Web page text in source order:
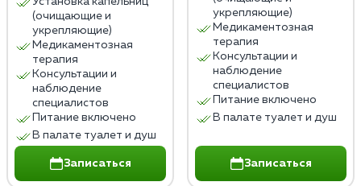
Лечение пивного алкоголизма в домашних условиях
не заменяет профессиональной медицинской и
психологической помощи, которая необходима для
эффективного и безопасного лечения.
(очищающие и
укрепляющие)
Медикаментозная
терапия
Консультации и
наблюдение
специалистов
Питание включено
В палате туалет и душ
Записаться
укрепляющие)
Медикаментозная
терапия
Консультации и
наблюдение
специалистов
Питание включено
В палате туалет и душ
Записаться